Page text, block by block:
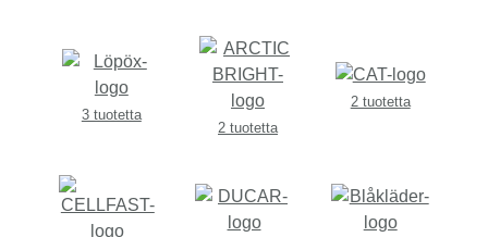
3 tuotetta
2 tuotetta
2 tuotetta